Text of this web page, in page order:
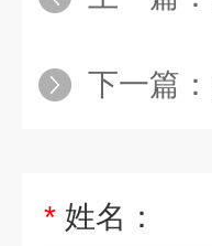
下一篇：
* 姓名：